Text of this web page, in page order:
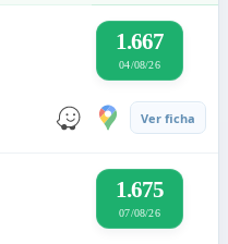
1.667
04/08/26
Ver ficha
1.675
07/08/26